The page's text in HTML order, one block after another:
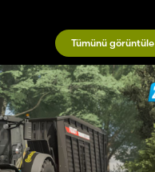
Tümünü görüntüle